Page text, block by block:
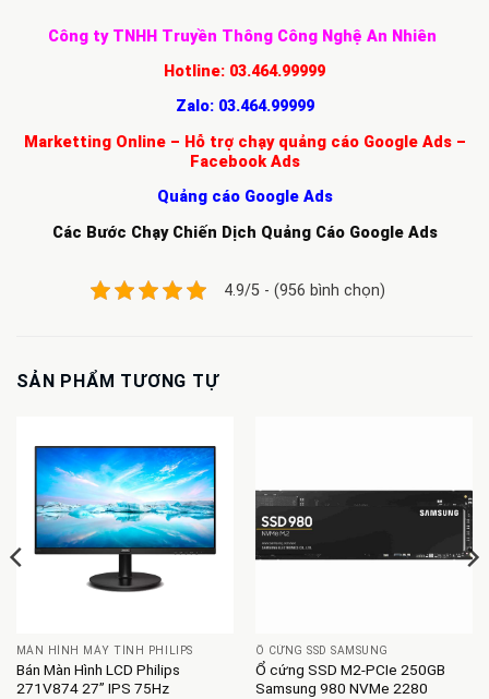
Công ty TNHH Truyền Thông Công Nghệ An Nhiên
Hotline: 03.464.99999
Zalo: 03.464.99999
Marketting Online – Hỗ trợ chạy quảng cáo Google Ads –
Facebook Ads
Quảng cáo Google Ads
Các Bước Chạy Chiến Dịch Quảng Cáo Google Ads
4.9/5 - (956 bình chọn)
SẢN PHẨM TƯƠNG TỰ
MÀN HÌNH MÁY TÍNH PHILIPS
Bán Màn Hình LCD Philips
271V874 27” IPS 75Hz
Ổ CỨNG SSD SAMSUNG
Ổ cứng SSD M2-PCIe 250GB
Samsung 980 NVMe 2280